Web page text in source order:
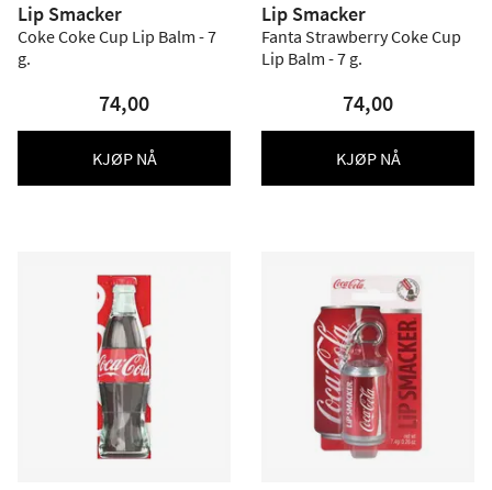
Lip Smacker
Coke Coke Cup Lip Balm - 7
g.
74,00
KJØP NÅ
Lip Smacker
Fanta Strawberry Coke Cup
Lip Balm - 7 g.
74,00
KJØP NÅ